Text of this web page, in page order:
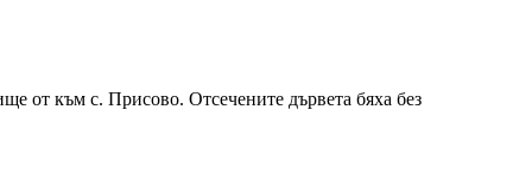
от към с. Присово. Отсечените дървета бяха без